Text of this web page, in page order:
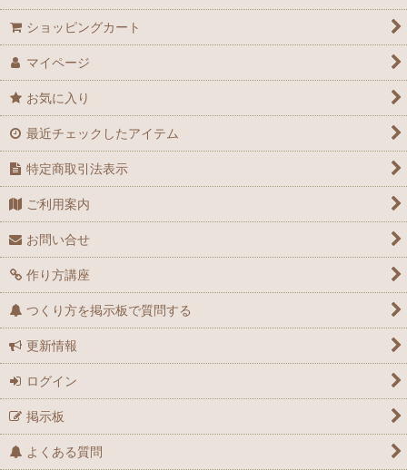
ショッピングカート
マイページ
お気に入り
最近チェックしたアイテム
特定商取引法表示
ご利用案内
お問い合せ
作り方講座
つくり方を掲示板で質問する
更新情報
ログイン
掲示板
よくある質問